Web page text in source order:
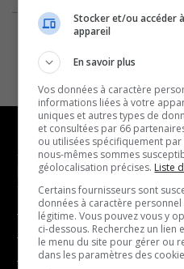
NOUVELLES
- Affaires municipales
- Communauté / Social
- Culture
Stocker et/ou accéder
appareil
En savoir plus
Vos données à caractère
informations liées à votre
uniques et autres types de
et consultées par 66
ou utilisées spécifiquement
nous-mêmes sommes
géolocalisation précises. Liste
Certains fournisseurs sont
données à caractère
légitime. Vous pouvez vous y
ci-dessous. Recherchez un
le menu du site pour gérer ou
dans les paramètres des